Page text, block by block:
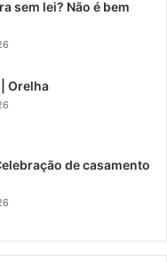
sem lei? Não é bem
Orelha
de casamento